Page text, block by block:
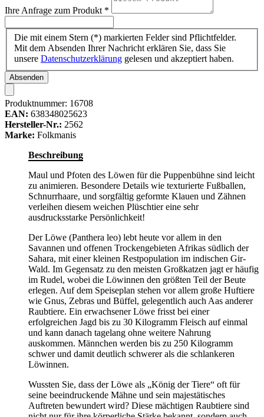
Ihre Anfrage zum Produkt *
Die mit einem Stern (*) markierten Felder sind Pflichtfelder.
Mit dem Absenden Ihrer Nachricht erklären Sie, dass Sie
unsere Datenschutzerklärung gelesen und akzeptiert haben.
Absenden
Produktnummer: 16708
EAN: 638348025623
Hersteller-Nr.: 2562
Marke: Folkmanis
Beschreibung
Maul und Pfoten des Löwen für die Puppenbühne sind leicht
zu animieren. Besondere Details wie texturierte Fußballen,
Schnurrhaare, und sorgfältig geformte Klauen und Zähnen
verleihen diesem weichen Plüschtier eine sehr
ausdrucksstarke Persönlichkeit!
Der Löwe (Panthera leo) lebt heute vor allem in den
Savannen und offenen Trockengebieten Afrikas südlich der
Sahara, mit einer kleinen Restpopulation im indischen Gir-
Wald. Im Gegensatz zu den meisten Großkatzen jagt er häufig
im Rudel, wobei die Löwinnen den größten Teil der Beute
erlegen. Auf dem Speiseplan stehen vor allem große Huftiere
wie Gnus, Zebras und Büffel, gelegentlich auch Aas anderer
Raubtiere. Ein erwachsener Löwe frisst bei einer
erfolgreichen Jagd bis zu 30 Kilogramm Fleisch auf einmal
und kann danach tagelang ohne weitere Nahrung
auskommen. Männchen werden bis zu 250 Kilogramm
schwer und damit deutlich schwerer als die schlankeren
Löwinnen.
Wussten Sie, dass der Löwe als „König der Tiere“ oft für
seine beeindruckende Mähne und sein majestätisches
Auftreten bewundert wird? Diese mächtigen Raubtiere sind